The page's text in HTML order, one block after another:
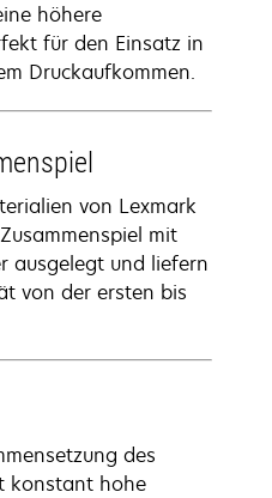
höhere
für den Einsatz in
Druckaufkommen.
von Lexmark
mit
ausgelegt und liefern
von der ersten bis
des
konstant hohe